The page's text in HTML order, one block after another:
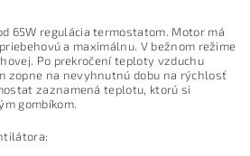
65W regulácia termostatom. Motor má
a maximálnu. V bežnom režime
Po prekročení teploty vzduchu
zopne na nevyhnutnú dobu na rýchlosť
zaznamená teplotu, ktorú si
gombíkom.